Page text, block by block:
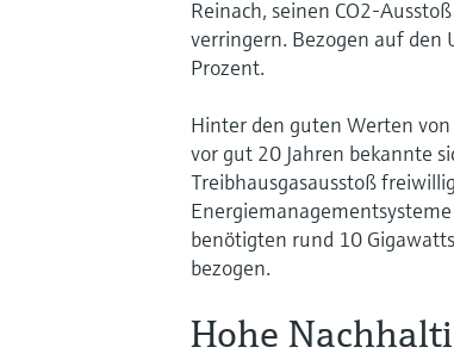
Reinach, seinen CO2-
verringern. Bezogen auf den
Prozent.
Hinter den guten Werten
vor gut 20 Jahren bekannte
Treibhausgasausstoß
benötigten rund 10
bezogen.
Hohe